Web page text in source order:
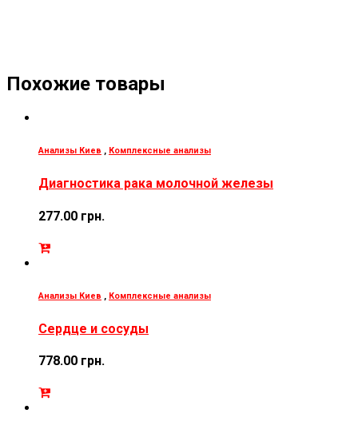
Похожие товары
Анализы Киев , Комплексные анализы
Диагностика рака молочной железы
277.00 грн.
Анализы Киев , Комплексные анализы
Сердце и сосуды
778.00 грн.